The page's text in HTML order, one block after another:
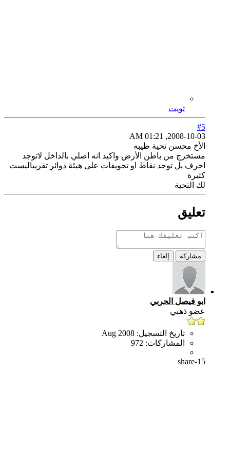
تويت
#5
2008-10-03, 01:21 AM
الأخ محسن تحية طيبه
مستخرج من باطن الأرض واكيد انه اصلي بالداخل لاتوجد
احرف بل توجد نقاط او تجويفات على هيئة دوائر تقريباليست
كثيرة
لك التحية
تعليق
مشاركة إلغاء
ابو فيصل الحربي
عضو ذهبي
تاريخ التسجيل: Aug 2008
المشاركات: 972
share-15